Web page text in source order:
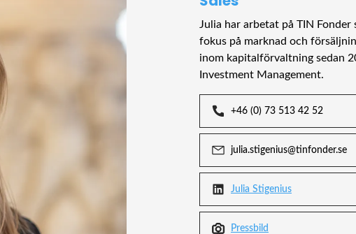
Julia har arbetat på TIN
fokus på marknad och
inom kapitalförvaltning sedan
Investment Management.
+46 (0) 73 513 42 52
julia.stigenius@tinfonder.se
Julia Stigenius
Pressbild